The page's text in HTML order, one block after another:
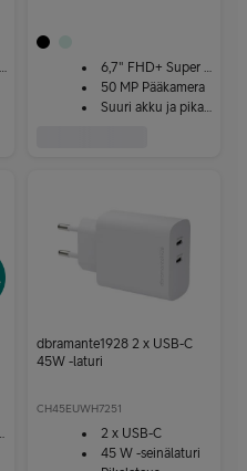
6,7" FHD+ Super AMOLED
50 MP Pääkamera
Suuri akku ja pikalataus
dbramante1928 2 x USB-C
45W -laturi
CH45EUWH7251
2 x USB-C
45 W -seinälaturi